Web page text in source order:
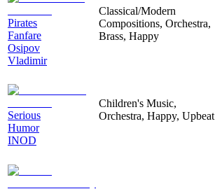
Pirates
Fanfare
Osipov
Vladimir
Classical/Modern
Compositions, Orchestra,
Brass, Happy
Serious
Humor
INOD
Children's Music,
Orchestra, Happy, Upbeat